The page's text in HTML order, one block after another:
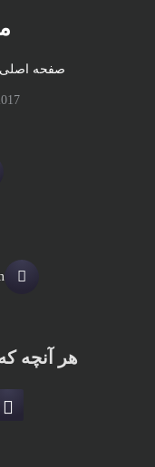
صفحه اصلی
هر آنچه